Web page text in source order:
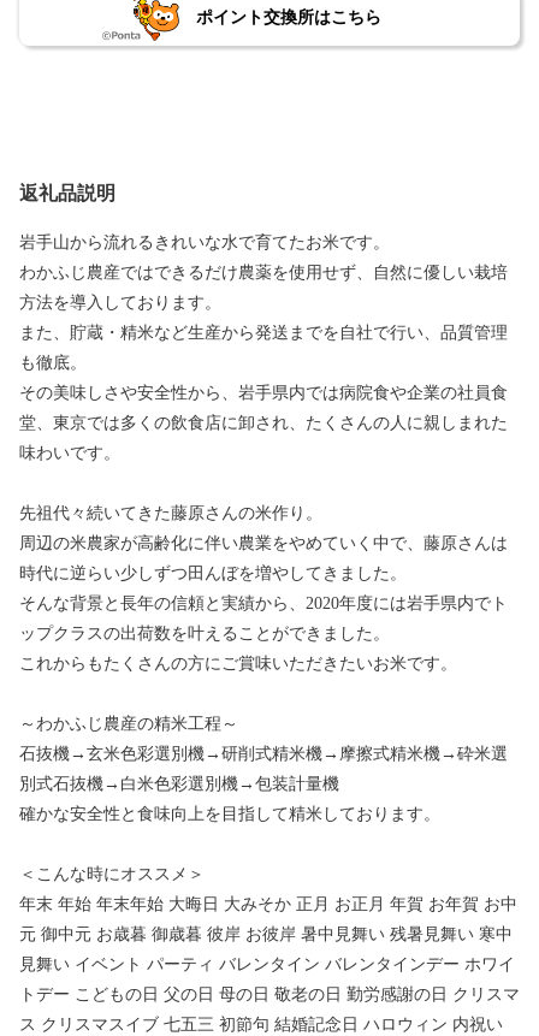
ポイント交換所はこちら
返礼品説明
岩手山から流れるきれいな水で育てたお米です。
わかふじ農産ではできるだけ農薬を使用せず、自然に優しい栽培
方法を導入しております。
また、貯蔵・精米など生産から発送までを自社で行い、品質管理
も徹底。
その美味しさや安全性から、岩手県内では病院食や企業の社員食
堂、東京では多くの飲食店に卸され、たくさんの人に親しまれた
味わいです。
先祖代々続いてきた藤原さんの米作り。
周辺の米農家が高齢化に伴い農業をやめていく中で、藤原さんは
時代に逆らい少しずつ田んぼを増やしてきました。
そんな背景と長年の信頼と実績から、2020年度には岩手県内でト
ップクラスの出荷数を叶えることができました。
これからもたくさんの方にご賞味いただきたいお米です。
～わかふじ農産の精米工程～
石抜機→玄米色彩選別機→研削式精米機→摩擦式精米機→砕米選
別式石抜機→白米色彩選別機→包装計量機
確かな安全性と食味向上を目指して精米しております。
＜こんな時にオススメ＞
年末 年始 年末年始 大晦日 大みそか 正月 お正月 年賀 お年賀 お中
元 御中元 お歳暮 御歳暮 彼岸 お彼岸 暑中見舞い 残暑見舞い 寒中
見舞い イベント パーティ バレンタイン バレンタインデー ホワイ
トデー こどもの日 父の日 母の日 敬老の日 勤労感謝の日 クリスマ
ス クリスマスイブ 七五三 初節句 結婚記念日 ハロウィン 内祝い